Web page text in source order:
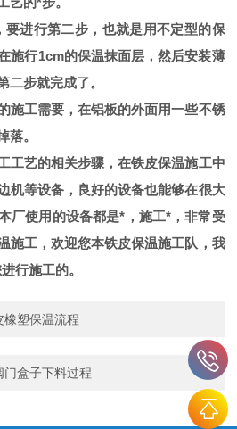
进行第二步，也就是用不定型的保
施行1cm的保温抹面层，然后安装薄
二步就完成了。
施工需要，在铝板的外面用一些不锈
落。
工艺的相关步骤，在铁皮保温施工中
机等设备，良好的设备也能够在很大
厂使用的设备都是*，施工*，非常受
施工，欢迎您本铁皮保温施工队，我
行施工的。
橡塑保温流程
门盒子下料过程